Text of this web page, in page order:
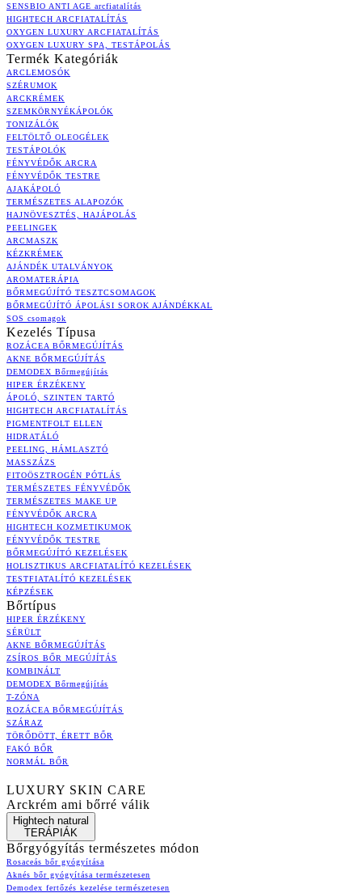
SENSBIO ANTI AGE arcfiatalítás
HIGHTECH ARCFIATALÍTÁS
OXYGEN LUXURY ARCFIATALÍTÁS
OXYGEN LUXURY SPA, TESTÁPOLÁS
Termék Kategóriák
ARCLEMOSÓK
SZÉRUMOK
ARCKRÉMEK
SZEMKÖRNYÉKÁPOLÓK
TONIZÁLÓK
FELTÖLTŐ OLEOGÉLEK
TESTÁPOLÓK
FÉNYVÉDŐK ARCRA
FÉNYVÉDŐK TESTRE
AJAKÁPOLÓ
TERMÉSZETES ALAPOZÓK
HAJNÖVESZTÉS, HAJÁPOLÁS
PEELINGEK
ARCMASZK
KÉZKRÉMEK
AJÁNDÉK UTALVÁNYOK
AROMATERÁPIA
BŐRMEGÚJÍTÓ TESZTCSOMAGOK
BŐRMEGÚJÍTÓ ÁPOLÁSI SOROK AJÁNDÉKKAL
SOS csomagok
Kezelés Típusa
ROZÁCEA BŐRMEGÚJÍTÁS
AKNE BŐRMEGÚJÍTÁS
DEMODEX Bőrmegújítás
HIPER ÉRZÉKENY
ÁPOLÓ, SZINTEN TARTÓ
HIGHTECH ARCFIATALÍTÁS
PIGMENTFOLT ELLEN
HIDRATÁLÓ
PEELING, HÁMLASZTÓ
MASSZÁZS
FITOÖSZTROGÉN PÓTLÁS
TERMÉSZETES FÉNYVÉDŐK
TERMÉSZETES MAKE UP
FÉNYVÉDŐK ARCRA
HIGHTECH KOZMETIKUMOK
FÉNYVÉDŐK TESTRE
BŐRMEGÚJÍTÓ KEZELÉSEK
HOLISZTIKUS ARCFIATALÍTÓ KEZELÉSEK
TESTFIATALÍTÓ KEZELÉSEK
KÉPZÉSEK
Bőrtípus
HIPER ÉRZÉKENY
SÉRÜLT
AKNE BŐRMEGÚJÍTÁS
ZSÍROS BŐR MEGÚJÍTÁS
KOMBINÁLT
DEMODEX Bőrmegújítás
T-ZÓNA
ROZÁCEA BŐRMEGÚJÍTÁS
SZÁRAZ
TÖRŐDÖTT, ÉRETT BŐR
FAKÓ BŐR
NORMÁL BŐR
LUXURY SKIN CARE
Arckrém ami bőrré válik
Hightech natural
TERÁPIÁK
Bőrgyógyítás természetes módon
Rosaceás bőr gyógyítása
Aknés bőr gyógyítása természetesen
Demodex fertőzés kezelése természetesen